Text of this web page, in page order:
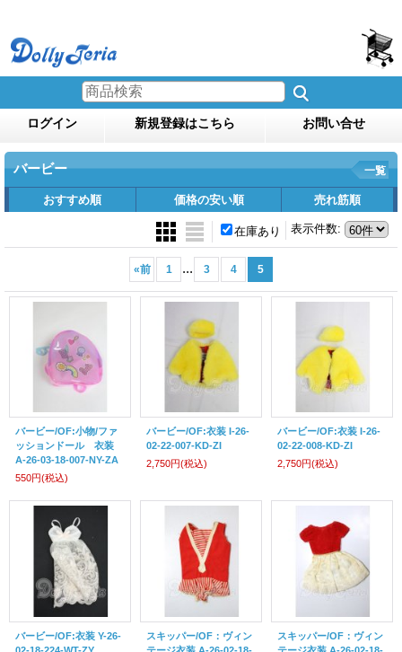
ログイン 新規登録はこちら お問い合せ
バービー 一覧
おすすめ順 価格の安い順 売れ筋順
表示件数:
在庫あり
«前 1 ... 3 4 5
バービー/OF:小物/ファ
ッションドール 衣装
A-26-03-18-007-NY-ZA
550円(税込)
バービー/OF:衣装 I-26-
02-22-007-KD-ZI
2,750円(税込)
バービー/OF:衣装 I-26-
02-22-008-KD-ZI
2,750円(税込)
バービー/OF:衣装 Y-26-
スキッパー/OF：ヴィン
スキッパー/OF：ヴィン